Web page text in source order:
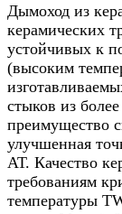
Дымоход из
керамических
устойчивых к
(высоким
стыков из
преимущество
улучшенная
АТ. Качество
требованиям
температуры